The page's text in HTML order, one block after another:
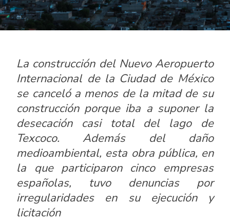
La construcción del Nuevo Aeropuerto
Internacional de la Ciudad de México
se canceló a menos de la mitad de su
construcción porque iba a suponer la
desecación casi total del lago de
Texcoco. Además del daño
medioambiental, esta obra pública, en
la que participaron cinco empresas
españolas, tuvo denuncias por
irregularidades en su ejecución y
licitación